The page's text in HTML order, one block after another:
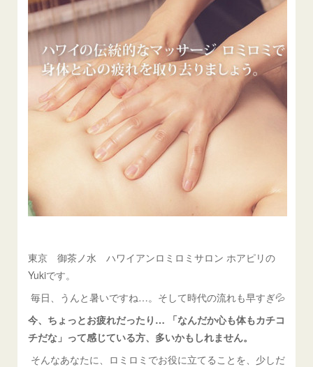
東京 御茶ノ水 ハワイアンロミロミサロン ホアピリの
Yukiです。
毎日、うんと暑いですね…。そして時代の流れも早すぎ💦
今、ちょっとお疲れだったり… 「なんだか心も体もカチコ
チだな」って感じている方、多いかもしれません。
そんなあなたに、ロミロミでお役に立てることを、少しだ